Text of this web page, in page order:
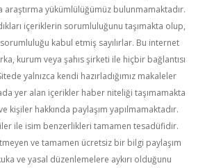
yükümlülüğümüz bulunmamaktadır.
içeriklerin sorumluluğunu taşımakta olup,
kabul etmiş sayılırlar. Bu internet
kurum veya şahıs şirketi ile hiçbir bağlantısı
yalnızca kendi hazırladığımız makaleler
yer alan içerikler haber niteliği taşımamakta
kişiler hakkında paylaşım yapılmamaktadır.
ile isim benzerlikleri tamamen tesadüfidir.
ve tamamen ücretsiz bir bilgi paylaşım
ve yasal düzenlemelere aykırı olduğunu